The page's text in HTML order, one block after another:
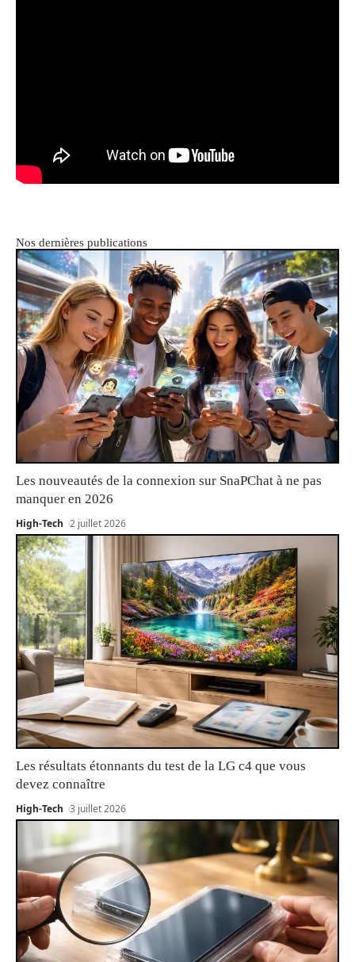
Nos dernières publications
Les nouveautés de la connexion sur SnaPChat à ne pas
manquer en 2026
High-Tech 2 juillet 2026
Les résultats étonnants du test de la LG c4 que vous
devez connaître
High-Tech 3 juillet 2026